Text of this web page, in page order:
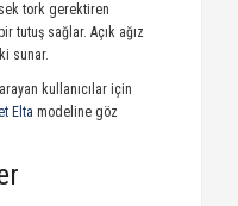
tork gerektiren
tutuş sağlar. Açık ağız
sunar.
kullanıcılar için
Elta modeline göz